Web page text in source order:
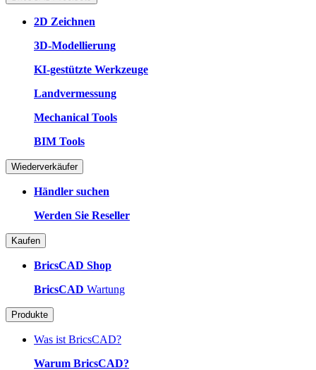
2D Zeichnen
3D-Modellierung
KI-gestützte Werkzeuge
Landvermessung
Mechanical Tools
BIM Tools
Wiederverkäufer
Händler suchen
Werden Sie Reseller
Kaufen
BricsCAD Shop
BricsCAD Wartung
Produkte
Was ist BricsCAD?
Warum BricsCAD?